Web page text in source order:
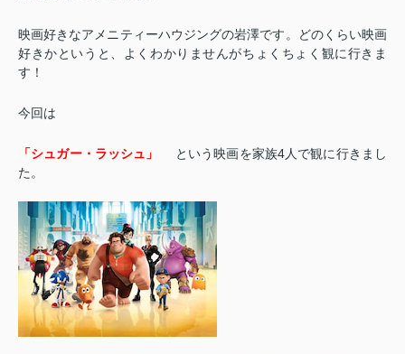
映画好きなアメニティーハウジングの岩澤です。どのくらい映画
好きかというと、よくわかりませんがちょくちょく観に行きま
す！
今回は
「シュガー・ラッシュ」
という映画を家族4人で観に行きまし
た。